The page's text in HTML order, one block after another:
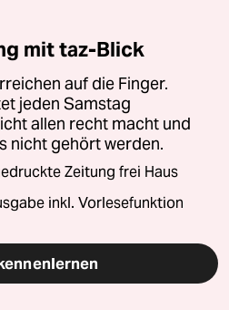
mit taz-Blick
auf die Finger.
jeden Samstag
allen recht macht und
nicht gehört werden.
Zeitung frei Haus
inkl. Vorlesefunktion